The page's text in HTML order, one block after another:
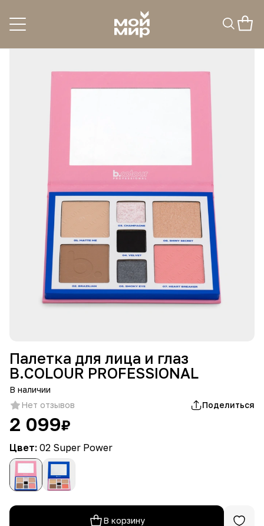
Палетка для лица и глаз
B.COLOUR PROFESSIONAL
В наличии
Нет отзывов
Поделиться
2 099₽
Цвет: 02 Super Power
В корзину